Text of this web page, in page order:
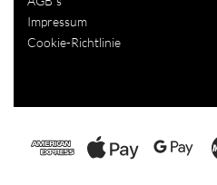
Impressum
Cookie-Richtlinie